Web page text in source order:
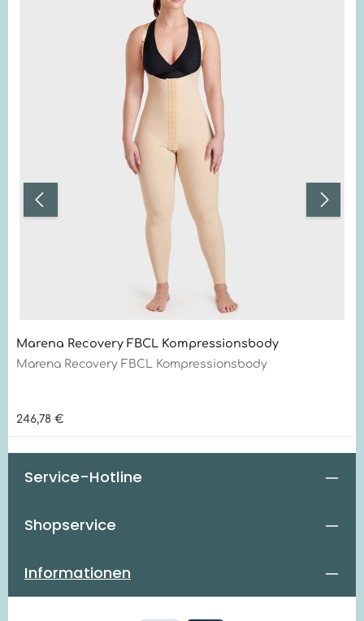
Marena Recovery FBCL Kompressionsbody
Marena Recovery FBCL Kompressionsbody
Regulärer Preis:
246,78 €
Service-Hotline
Shopservice
Informationen